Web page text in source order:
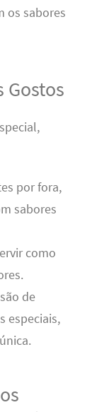
os sabores
Gostos
por fora,
sabores
como
de
especiais,